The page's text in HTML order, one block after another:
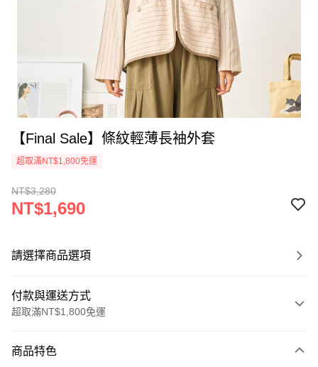
【Final Sale】條紋輕薄長袖外套
超取滿NT$1,800免運
NT$3,280
NT$1,690
請選擇商品選項
付款與運送方式
超取滿NT$1,800免運
信用卡一次付款
商品特色